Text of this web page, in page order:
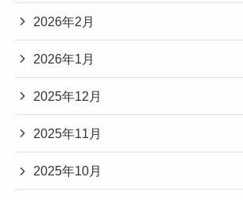
2026年2月
2026年1月
2025年12月
2025年11月
2025年10月